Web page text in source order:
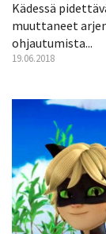
Kädessä
muuttaneet
ohjautumista...
19.06.2018